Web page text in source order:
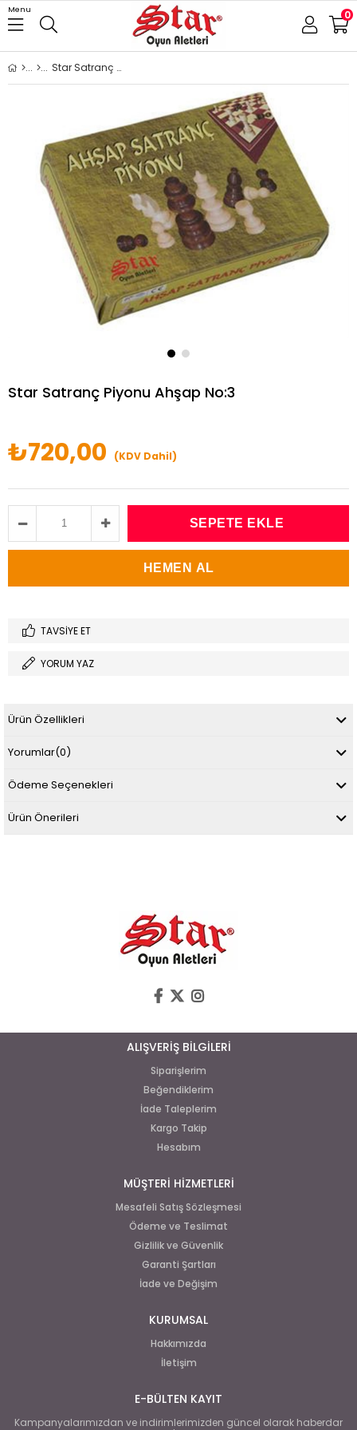
Menu 0
Star Satranç Piyonu Ahşap No:3
Star Satranç Piyonu Ahşap No:3
₺720,00 (KDV Dahil)
TAVSIYE ET
YORUM YAZ
Ürün Özellikleri
Yorumlar(0)
Ödeme Seçenekleri
Ürün Önerileri
ALIŞVERİŞ BİLGİLERİ
Siparişlerim
Beğendiklerim
İade Taleplerim
Kargo Takip
Hesabım
MÜŞTERİ HİZMETLERİ
Mesafeli Satış Sözleşmesi
Ödeme ve Teslimat
Gizlilik ve Güvenlik
Garanti Şartları
İade ve Değişim
KURUMSAL
Hakkımızda
İletişim
E-BÜLTEN KAYIT
Kampanyalarımızdan ve indirimlerimizden güncel olarak haberdar